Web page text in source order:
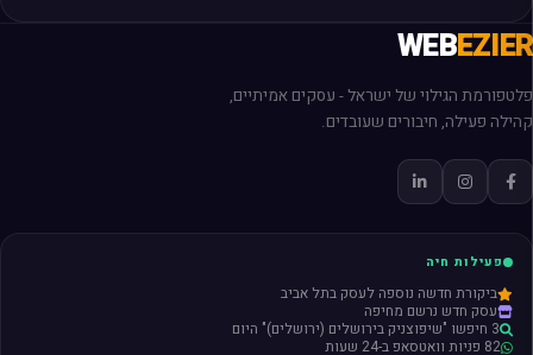
WEBEZIER
פלטפורמת הגילוי של ישראל - עסקים אמיתיים,
קהילה פעילה, חיבורים שעובדים.
פעילות חיה
ביקורת חדשה נוספה לעסק בתל אביב
עסק חדש נרשם מחיפה
3 חיפשו "שיפוצניק בירושלים (ירושלים)" היום
82 פניות וואטסאפ ב-24 שעות